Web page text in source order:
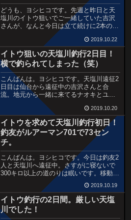
どうも、ヨシヒコです。先週と昨日と天
塩川のイトウ狙いでご一緒していた吉沢
さんが、なんと今日は立て続けに2本のイ
トウをゲットしました！僕が遠征に行っ
て2日間キャストをしててもアタリすら無
い・・・。本当に忍耐の釣りなんだなと
改めて感じた訳ですが...
2019.10.22
イトウ狙いの天塩川釣行2日目！
横で釣られてしまった（笑）
こんばんは。ヨシヒコです。天塩川遠征2
日目は仙台から遠征中の吉沢さんと合
流。地元から一緒に来てるナオキとユウ
イチと4人で下流域からスタートです。昨
日の夕方から降り続いていた雨もやん
で、気温も暖かく風もほとんどない。朝
方は良い感じの靄がかかっ...
2019.10.20
イトウを求めて天塩川釣行初日！
釣友がルアーマン701で73セン
チ。
こんばんは。ヨシヒコです。今日は釣友2
人と天塩川へ遠征中。さすがに寝ないで
300キロ以上の道のりは眠いです。移動を
繰り返して本日の走行距離は400キロを超
えました。頑張ってるなプリウス（笑）
さて、先週に引き続き天塩川へ足を運び
ましたが、ポイ...
2019.10.19
イトウ釣行の2日間。厳しい天塩
川でした！